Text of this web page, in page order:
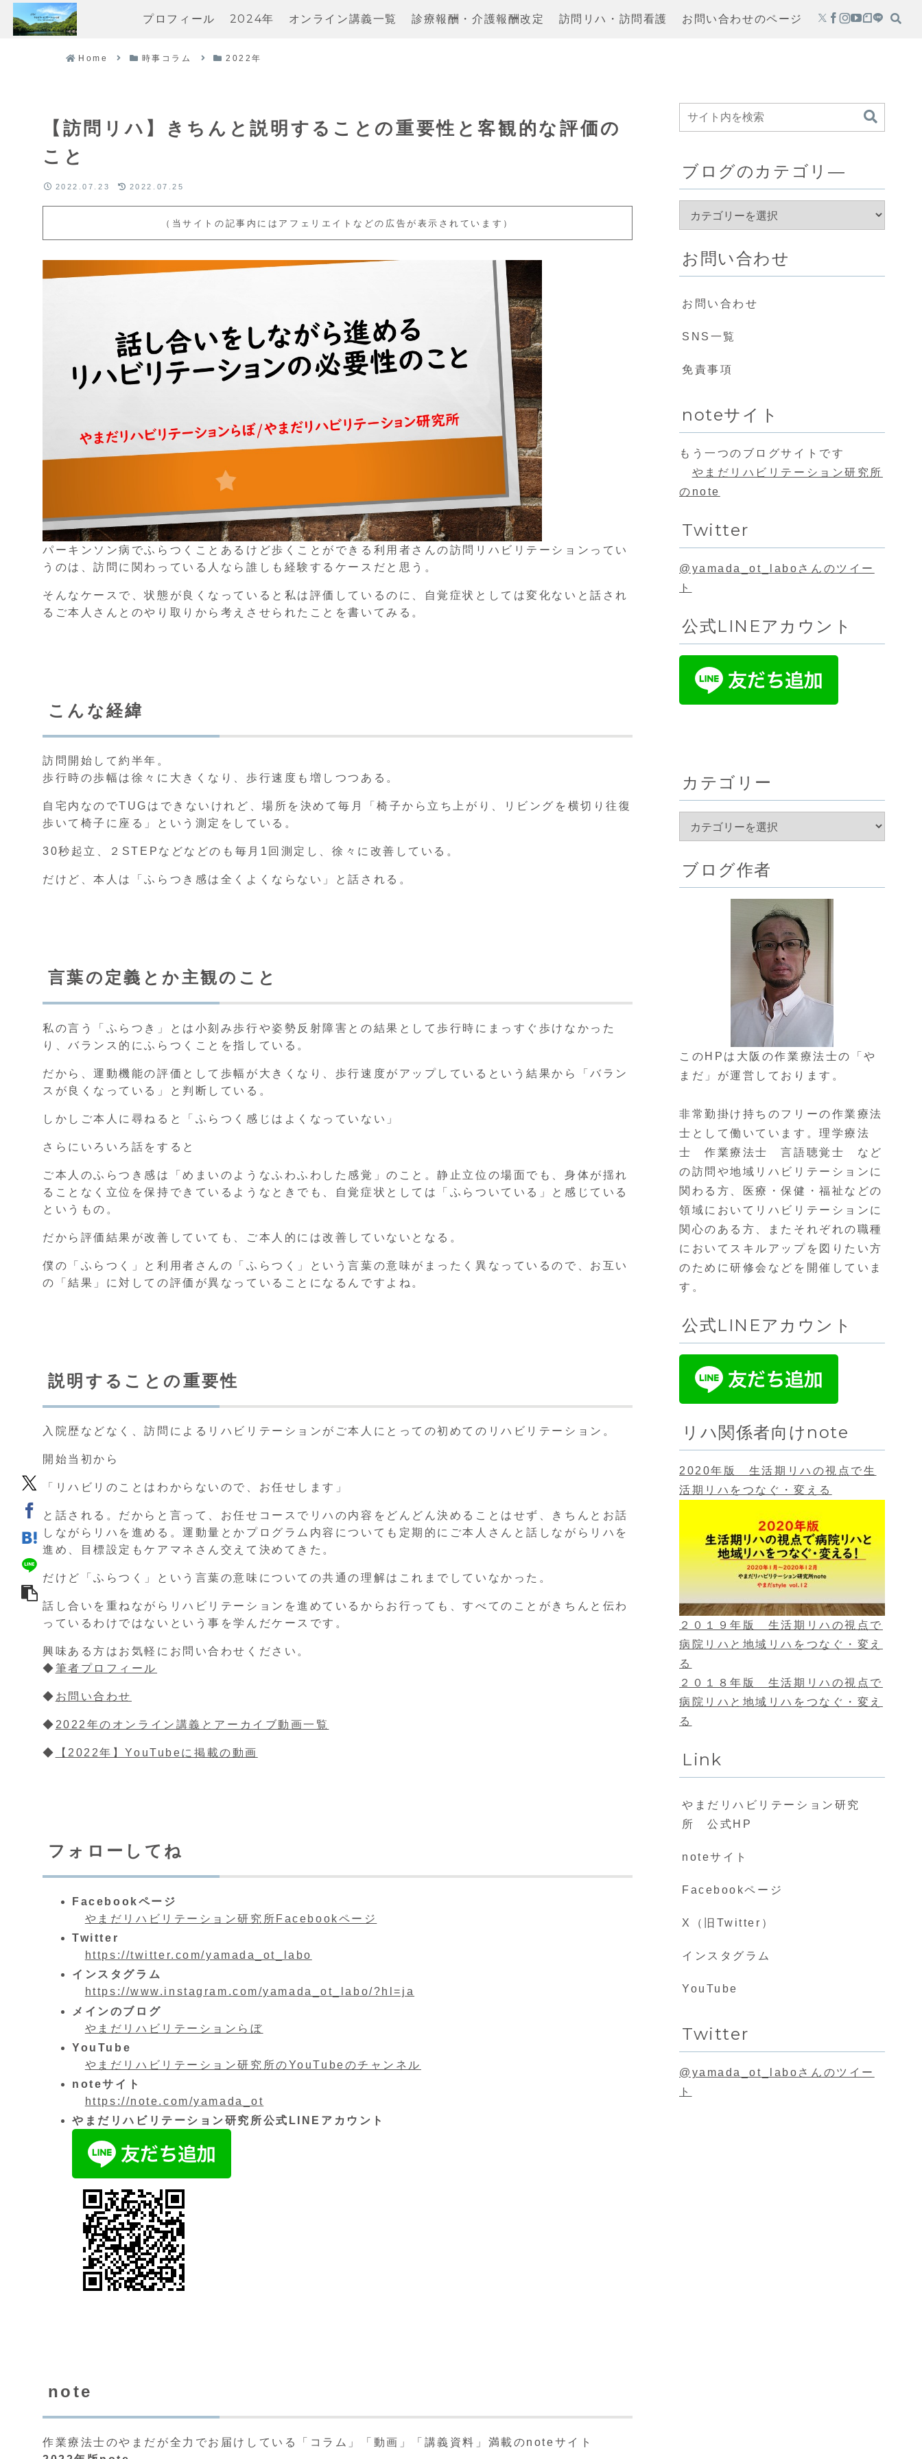
プロフィール 2024年 オンライン講義一覧 診療報酬・介護報酬改定 訪問リハ・訪問看護 お問い合わせのページ
Home 時事コラム 2022年
【訪問リハ】きちんと説明することの重要性と客観的な評価の
こと
2022.07.23 2022.07.25
（当サイトの記事内にはアフェリエイトなどの広告が表示されています）
パーキンソン病でふらつくことあるけど歩くことができる利用者さんの訪問リハビリテーションってい
うのは、訪問に関わっている人なら誰しも経験するケースだと思う。
そんなケースで、状態が良くなっていると私は評価しているのに、自覚症状としては変化ないと話され
るご本人さんとのやり取りから考えさせられたことを書いてみる。
こんな経緯
訪問開始して約半年。
歩行時の歩幅は徐々に大きくなり、歩行速度も増しつつある。
自宅内なのでTUGはできないけれど、場所を決めて毎月「椅子から立ち上がり、リビングを横切り往復
歩いて椅子に座る」という測定をしている。
30秒起立、２STEPなどなどのも毎月1回測定し、徐々に改善している。
だけど、本人は「ふらつき感は全くよくならない」と話される。
言葉の定義とか主観のこと
私の言う「ふらつき」とは小刻み歩行や姿勢反射障害との結果として歩行時にまっすぐ歩けなかった
り、バランス的にふらつくことを指している。
だから、運動機能の評価として歩幅が大きくなり、歩行速度がアップしているという結果から「バラン
スが良くなっている」と判断している。
しかしご本人に尋ねると「ふらつく感じはよくなっていない」
さらにいろいろ話をすると
ご本人のふらつき感は「めまいのようなふわふわした感覚」のこと。静止立位の場面でも、身体が揺れ
ることなく立位を保持できているようなときでも、自覚症状としては「ふらついている」と感じている
というもの。
だから評価結果が改善していても、ご本人的には改善していないとなる。
僕の「ふらつく」と利用者さんの「ふらつく」という言葉の意味がまったく異なっているので、お互い
の「結果」に対しての評価が異なっていることになるんですよね。
説明することの重要性
入院歴などなく、訪問によるリハビリテーションがご本人にとっての初めてのリハビリテーション。
開始当初から
「リハビリのことはわからないので、お任せします」
と話される。だからと言って、お任せコースでリハの内容をどんどん決めることはせず、きちんとお話
しながらリハを進める。運動量とかプログラム内容についても定期的にご本人さんと話しながらリハを
進め、目標設定もケアマネさん交えて決めてきた。
だけど「ふらつく」という言葉の意味についての共通の理解はこれまでしていなかった。
話し合いを重ねながらリハビリテーションを進めているからお行っても、すべてのことがきちんと伝わ
っているわけではないという事を学んだケースです。
興味ある方はお気軽にお問い合わせください。
◆筆者プロフィール
◆ お問い合わせ
◆2022年のオンライン講義とアーカイブ動画一覧
◆ 【2022年】YouTubeに掲載の動画
フォローしてね
Facebookページ
やまだリハビリテーション研究所Facebookページ
Twitter
https://twitter.com/yamada_ot_labo
インスタグラム
https://www.instagram.com/yamada_ot_labo/?hl=ja
メインのブログ
やまだリハビリテーションらぼ
YouTube
やまだリハビリテーション研究所のYouTubeのチャンネル
noteサイト
https://note.com/yamada_ot
やまだリハビリテーション研究所公式LINEアカウント
note
作業療法士のやまだが全力でお届けしている「コラム」「動画」「講義資料」満載のnoteサイト
ブログのカテゴリ―
お問い合わせ
お問い合わせ
SNS一覧
免責事項
noteサイト
もう一つのブログサイトです
やまだリハビリテーション研究所
のnote
Twitter
@yamada_ot_laboさんのツイー
ト
公式LINEアカウント
カテゴリー
ブログ作者
このHPは大阪の作業療法士の「や
まだ」が運営しております。
非常勤掛け持ちのフリーの作業療法
士として働いています。理学療法
士 作業療法士 言語聴覚士 など
の訪問や地域リハビリテーションに
関わる方、医療・保健・福祉などの
領域においてリハビリテーションに
関心のある方、またそれぞれの職種
においてスキルアップを図りたい方
のために研修会などを開催していま
す。
公式LINEアカウント
リハ関係者向けnote
2020年版 生活期リハの視点で生
活期リハをつなぐ・変える
２０１９年版 生活期リハの視点で
病院リハと地域リハをつなぐ・変え
る
２０１８年版 生活期リハの視点で
病院リハと地域リハをつなぐ・変え
る
Link
やまだリハビリテーション研究
所 公式HP
noteサイト
Facebookページ
X（旧Twitter）
インスタグラム
YouTube
Twitter
@yamada_ot_laboさんのツイー
ト